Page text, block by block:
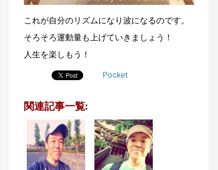
これが自分のリズムになり波になるのです。
そろそろ運動量も上げていきましょう！
人生を楽しもう！
Pocket
関連記事一覧: